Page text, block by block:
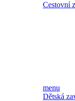
Cestovní
menu
Dětská